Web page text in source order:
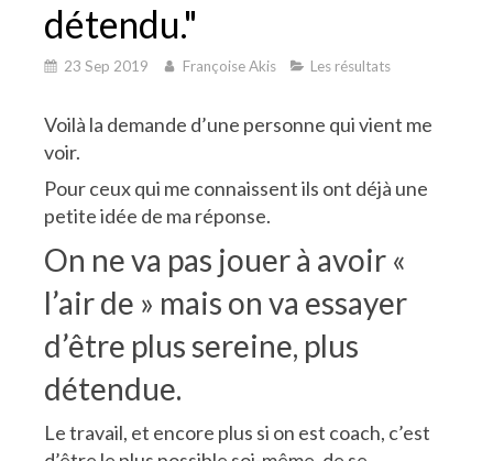
détendu."
23 Sep 2019 Françoise Akis Les résultats
Voilà la demande d’une personne qui vient me
voir.
Pour ceux qui me connaissent ils ont déjà une
petite idée de ma réponse.
On ne va pas jouer à avoir «
l’air de » mais on va essayer
d’être plus sereine, plus
détendue.
Le travail, et encore plus si on est coach, c’est